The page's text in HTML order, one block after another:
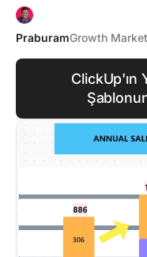
PraburamGrowth
ClickUp'ın